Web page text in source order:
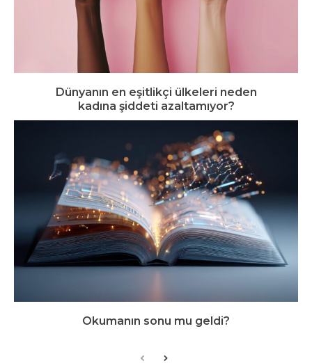
Dünyanın en eşitlikçi ülkeleri neden
kadına şiddeti azaltamıyor?
Okumanın sonu mu geldi?